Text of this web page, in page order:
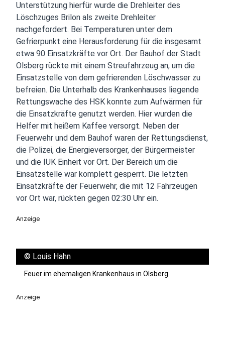
Unterstützung hierfür wurde die Drehleiter des
Löschzuges Brilon als zweite Drehleiter
nachgefordert. Bei Temperaturen unter dem
Gefrierpunkt eine Herausforderung für die insgesamt
etwa 90 Einsatzkräfte vor Ort. Der Bauhof der Stadt
Olsberg rückte mit einem Streufahrzeug an, um die
Einsatzstelle von dem gefrierenden Löschwasser zu
befreien. Die Unterhalb des Krankenhauses liegende
Rettungswache des HSK konnte zum Aufwärmen für
die Einsatzkräfte genutzt werden. Hier wurden die
Helfer mit heißem Kaffee versorgt. Neben der
Feuerwehr und dem Bauhof waren der Rettungsdienst,
die Polizei, die Energieversorger, der Bürgermeister
und die IUK Einheit vor Ort. Der Bereich um die
Einsatzstelle war komplett gesperrt. Die letzten
Einsatzkräfte der Feuerwehr, die mit 12 Fahrzeugen
vor Ort war, rückten gegen 02:30 Uhr ein.
Anzeige
© Louis Hahn
Feuer im ehemaligen Krankenhaus in Olsberg
Anzeige